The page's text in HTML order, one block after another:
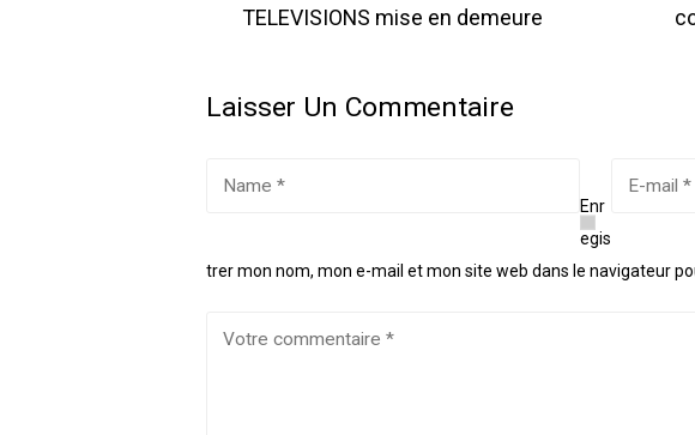
TELEVISIONS mise en demeure
Laisser Un Commentaire
Enr
egis
trer mon nom, mon e-mail et mon site web dans le navigateur